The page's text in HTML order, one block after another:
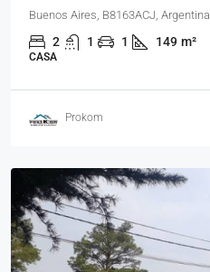
Buenos Aires, B8163ACJ, Argentina
2 1 1 149 m²
CASA
Prokom